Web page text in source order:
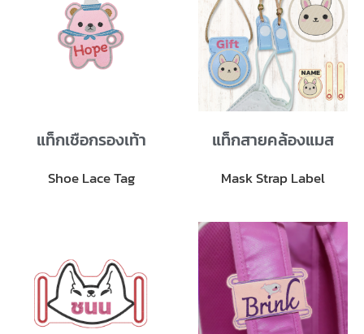
แท็กเชือกรองเท้า
Shoe Lace Tag
แท็กสายคล้องแมส
Mask Strap Label